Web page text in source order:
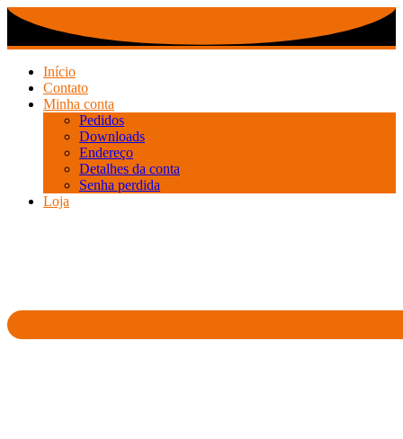
Ir
o
conteúdo
Início
Contato
Minha conta
Pedidos
Downloads
Endereço
Detalhes da conta
Senha perdida
Loja